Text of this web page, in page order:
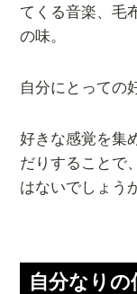
てくる音楽、毛
の味。
自分にとっての
好きな感覚を集
だりすることで
はないでしょう
自分なり